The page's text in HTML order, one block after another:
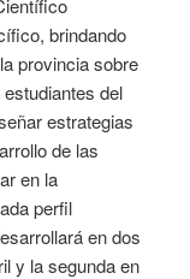
brindando
provincia sobre
del
estrategias
de las
en la
perfil
en dos
y la segunda en